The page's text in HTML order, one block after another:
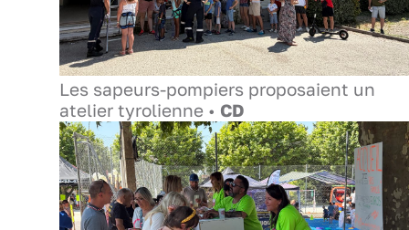
Les sapeurs-pompiers proposaient un
atelier tyrolienne • CD